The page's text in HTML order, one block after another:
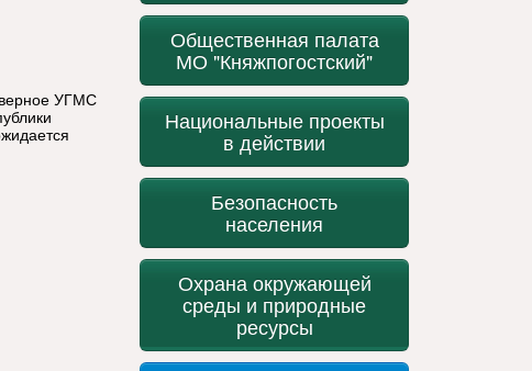
УГМС
Общественная палата
МО "Княжпогостский"
Национальные проекты
в действии
Безопасность
населения
Охрана окружающей
среды и природные
ресурсы